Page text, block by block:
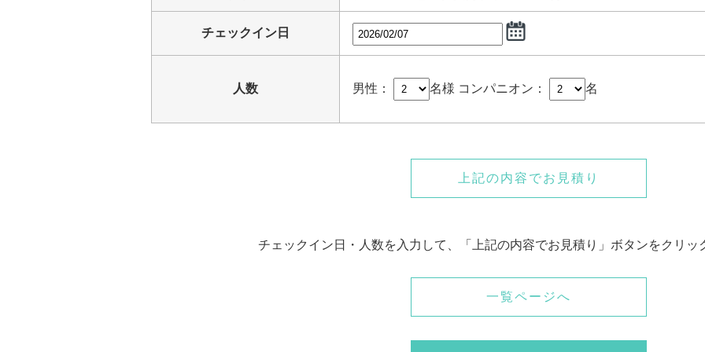
チェックイン日
人数 男性： 名様 コンパニオン： 名
上記の内容でお見積り
チェックイン日・人数を入力して、「上記の内容でお見積り」ボタンをクリッ
一覧ページへ